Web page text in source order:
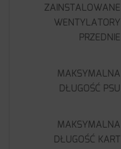
ZAINSTALOWANE
WENTYLATORY
PRZEDNIE
MAKSYMALNA
DŁUGOŚĆ PSU
MAKSYMALNA
DŁUGOŚĆ KART